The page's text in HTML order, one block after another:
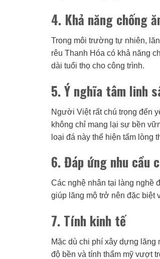
4. Khả năng chống
Trong môi trường tự nhiên,
rêu Thanh Hóa có khả năng
dài tuổi thọ cho công trình.
5. Ý nghĩa tâm linh
Người Việt rất chú trọng đến
không chỉ mang lại sự bền
loại đá này thể hiện tấm lòng
6. Đáp ứng nhu cầu
Các nghệ nhân tại làng nghề
giúp lăng mộ trở nên đặc biệt
7. Tính kinh tế
Mặc dù chi phí xây dựng
độ bền và tính thẩm mỹ vượt